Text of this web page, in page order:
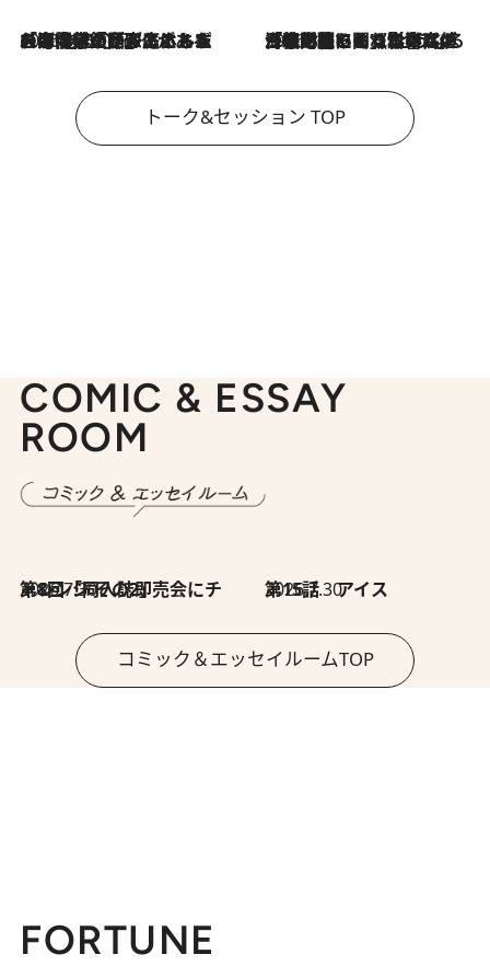
2026.8.3
「今後値上げがあるとすれば…」「リスクがあるのは今年の冬」エネルギー専門家が語る、ホルムズ海峡封鎖が家庭にもたらす“ある心配” 2026.8.3
「住宅建てられない…」「サーチャージ料の高値が続いている」ホルムズ海峡封鎖による影響はいつまで続く？《エネルギー専門家に聞く“どうなる日本の暮らし”》
トーク&セッション TOP
COMIC & ESSAY
ROOM
2026.7.30
第8回「同人誌即売会にチャレンジ その2」 2026.7.30
第15話 アイス
コミック＆エッセイルームTOP
FORTUNE